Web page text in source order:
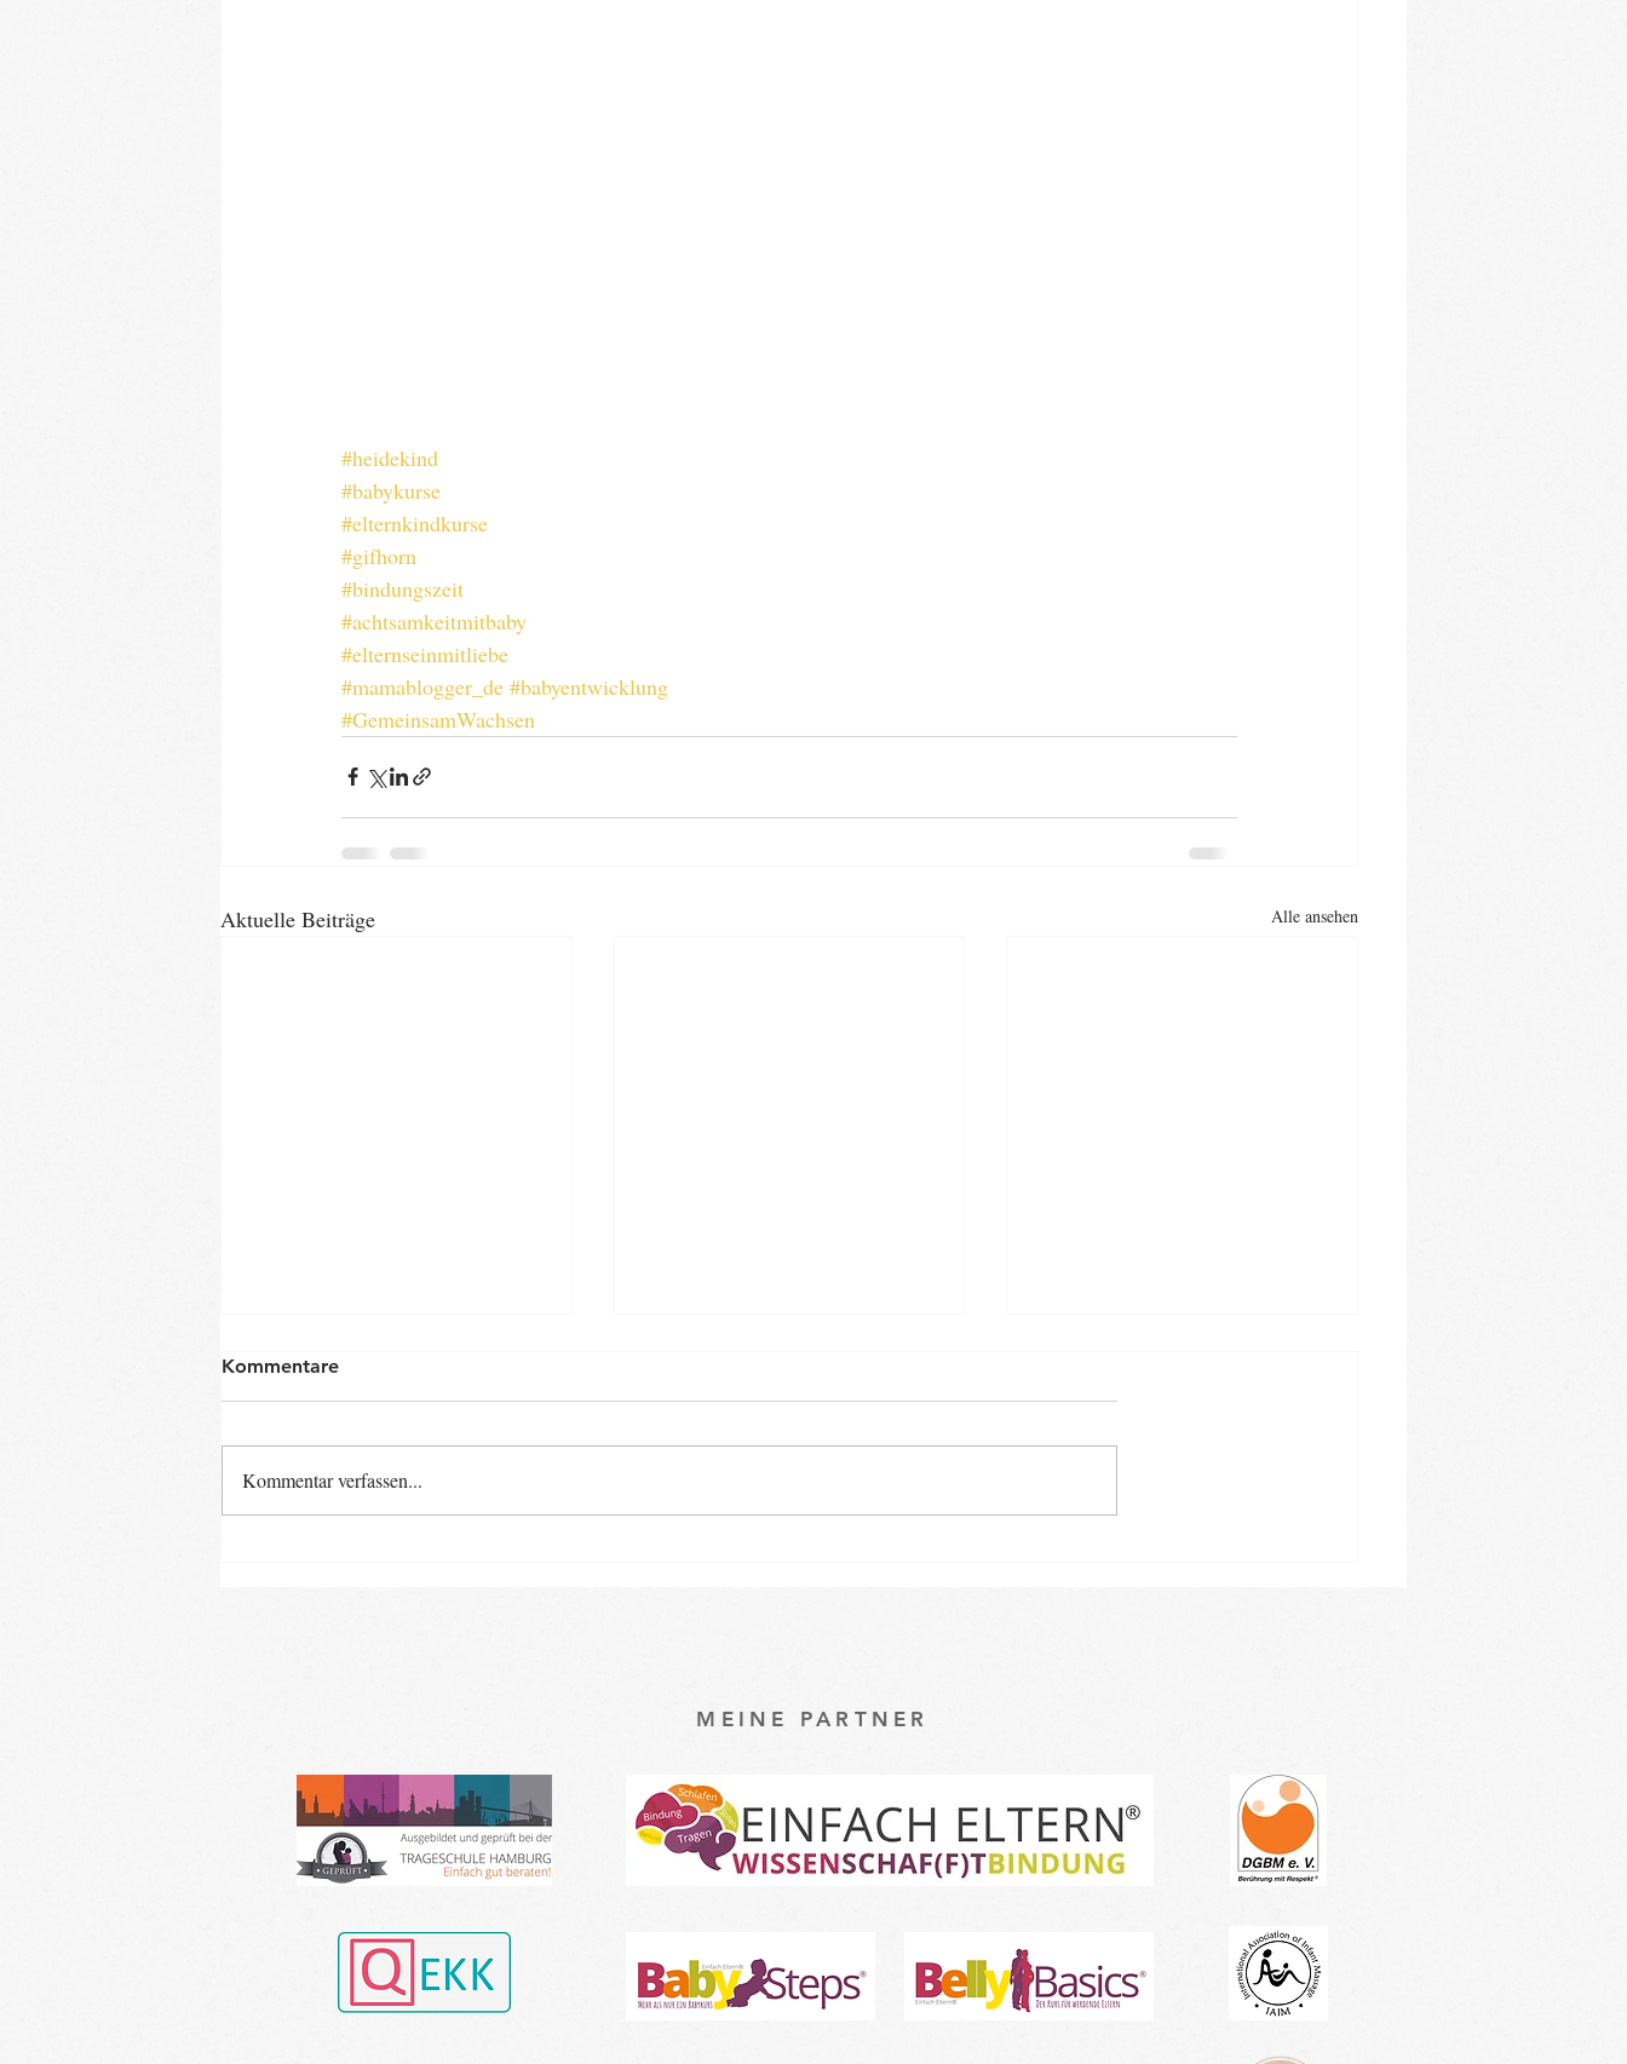
#heidekind
#babykurse
#elternkindkurse
#gifhorn
#bindungszeit
#achtsamkeitmitbaby
#elternseinmitliebe
#mamablogger_de #babyentwicklung
#GemeinsamWachsen
Aktuelle Beiträge Alle ansehen
Kommentare
Kommentar verfassen...
MEINE PARTNER